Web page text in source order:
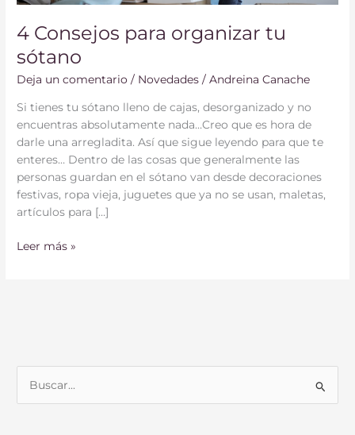
4 Consejos para organizar tu
sótano
Deja un comentario / Novedades /Andreina Canache
Si tienes tu sótano lleno de cajas, desorganizado y no
encuentras absolutamente nada…Creo que es hora de
darle una arregladita. Así que sigue leyendo para que te
enteres… Dentro de las cosas que generalmente las
personas guardan en el sótano van desde decoraciones
festivas, ropa vieja, juguetes que ya no se usan, maletas,
artículos para […]
Leer más »